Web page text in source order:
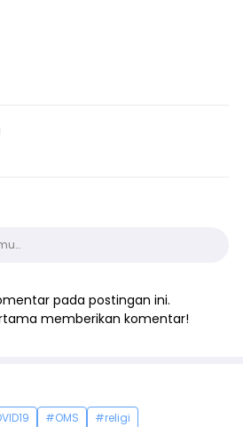
pada postingan ini.
memberikan komentar!
#OMS
#religi